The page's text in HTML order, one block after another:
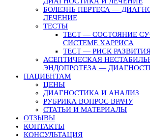
БОЛЕЗНЬ ПЕРТЕСА —
ЛЕЧЕНИЕ
ТЕСТЫ
ТЕСТ — СОСТОЯНИЕ
СИСТЕМЕ ХАРРИСА
ТЕСТ — РИСК
АСЕПТИЧЕСКАЯ
ЭНДОПРОТЕЗА —
ПАЦИЕНТАМ
ЦЕНЫ
ДИАГНОСТИКА И АНАЛИЗ
РУБРИКА ВОПРОС ВРАЧУ
СТАТЬИ И МАТЕРИАЛЫ
ОТЗЫВЫ
КОНТАКТЫ
КОНСУЛЬТАЦИЯ